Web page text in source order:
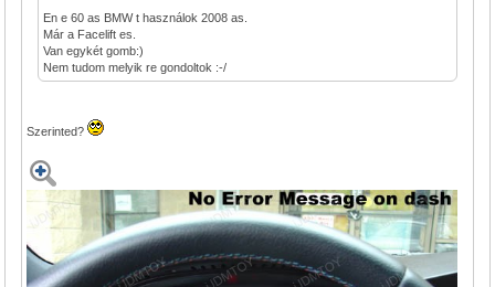
En e 60 as BMW t használok 2008 as.
Már a Facelift es.
Van egykét gomb:)
Nem tudom melyik re gondoltok :-/
Szerinted?